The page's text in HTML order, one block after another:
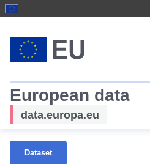
European data
data.europa.eu
Dataset